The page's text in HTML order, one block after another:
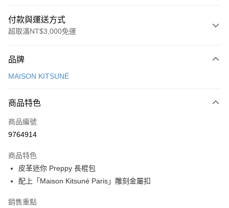
付款與運送方式
超取滿NT$3,000免運
信用卡一次付款
ATM付款
每筆NT$100，滿NT$3,000(含以上)免運費
付款後萊爾富取貨
品牌
MAISON KITSUNÉ
商品特色
商品編號
9764914
商品特色
皮革迷你 Preppy 長棍包
配上「Maison Kitsuné Paris」雕刻金屬扣
銷售重點